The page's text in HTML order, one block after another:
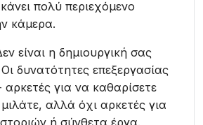
πολύ περιεχόμενο
κάμερα.
είναι η δημιουργική σας
δυνατότητες επεξεργασίας
αρκετές για να καθαρίσετε
αλλά όχι αρκετές για
ή σύνθετα έργα.